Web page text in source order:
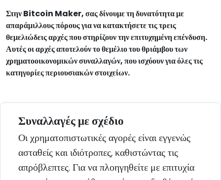
Στην Bitcoin Maker, σας δίνουμε τη δυνατότητα με
απαράμιλλους πόρους για να κατακτήσετε τις τρεις
θεμελιώδεις αρχές που στηρίζουν την επιτυχημένη επένδυση.
Αυτές οι αρχές αποτελούν το θεμέλιο του θριάμβου των
χρηματοοικονομικών συναλλαγών, που ισχύουν για όλες τις
κατηγορίες περιουσιακών στοιχείων.
Συναλλαγές με σχέδιο
Οι χρηματοπιστωτικές αγορές είναι εγγενώς
ασταθείς και ιδιότροπες, καθιστώντας τις
απρόβλεπτες. Για να πλοηγηθείτε με επιτυχία